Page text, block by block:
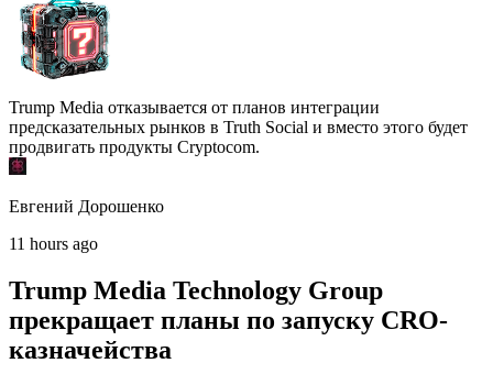
Trump Media отказывается от планов интеграции
предсказательных рынков в Truth Social и вместо этого будет
продвигать продукты Cryptocom.
Евгений Дорошенко
11 hours ago
Trump Media Technology Group
прекращает планы по запуску CRO-
казначейства